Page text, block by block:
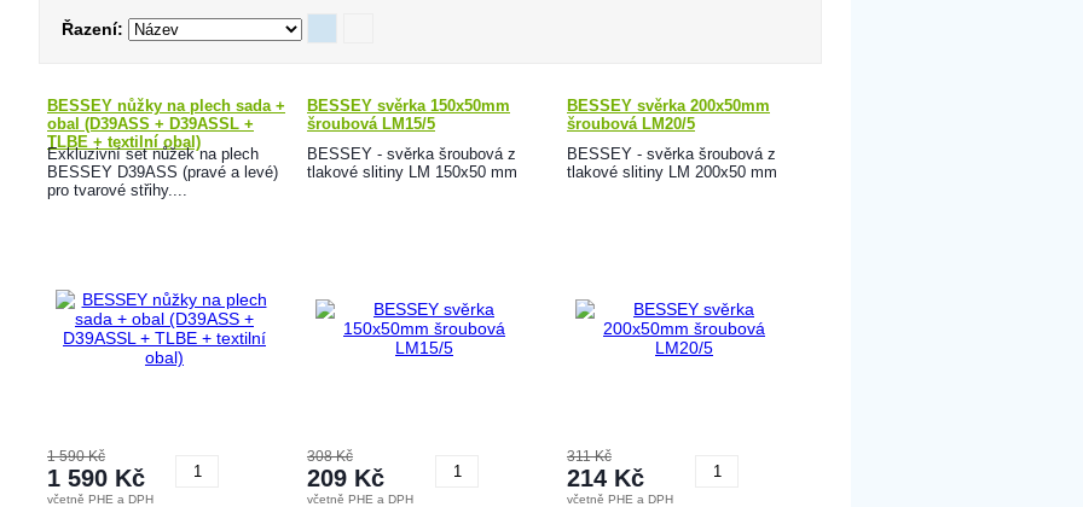
Řazení:
BESSEY nůžky na plech sada +
obal (D39ASS + D39ASSL +
TLBE + textilní obal)
Exkluzivní set nůžek na plech
BESSEY D39ASS (pravé a levé)
pro tvarové střihy....
1 590 Kč
1 590 Kč
včetně PHE a DPH
BESSEY svěrka 150x50mm
šroubová LM15/5
BESSEY - svěrka šroubová z
tlakové slitiny LM 150x50 mm
308 Kč
209 Kč
včetně PHE a DPH
BESSEY svěrka 200x50mm
šroubová LM20/5
BESSEY - svěrka šroubová z
tlakové slitiny LM 200x50 mm
311 Kč
214 Kč
včetně PHE a DPH